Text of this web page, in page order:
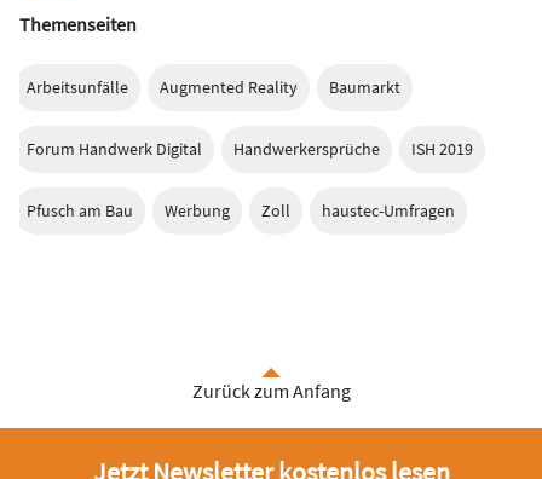
Themenseiten
Arbeitsunfälle Augmented Reality Baumarkt
Forum Handwerk Digital Handwerkersprüche ISH 2019
Pfusch am Bau Werbung Zoll haustec-Umfragen
Zurück zum Anfang
Jetzt Newsletter kostenlos lesen